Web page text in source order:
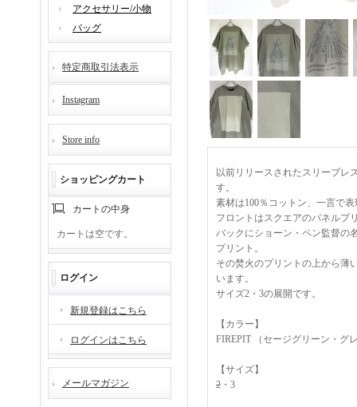
アクセサリー/小物
バッグ
特定商取引法表示
Instagram
Store info
ショッピングカート
カートの中身
カートは空です。
ログイン
新規登録はこちら
ログインはこちら
メールマガジン
以前リリースされたスリーブレ
す。
素材は100％コットン、一言で
フロントはスクエアのパネルプ
バックにショーン・ペン監督の
プリント。
その焚火のプリントの上から薄
います。
サイズ2・3の展開です。
【カラー】
FIREPIT （セージグリーン・グ
【サイズ】
2 ・3